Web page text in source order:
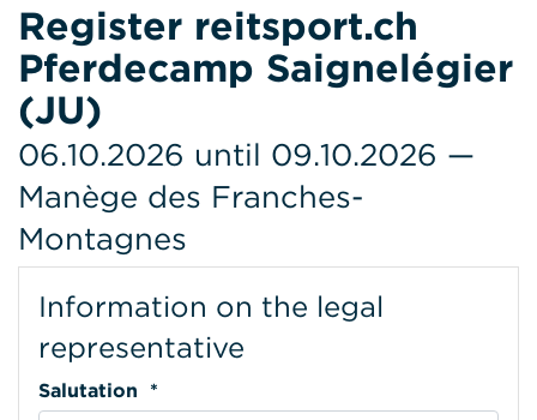
Register reitsport.ch
Pferdecamp Saignelégier
(JU)
06.10.2026 until 09.10.2026 —
Manège des Franches-
Montagnes
Information on the legal
representative
Salutation *